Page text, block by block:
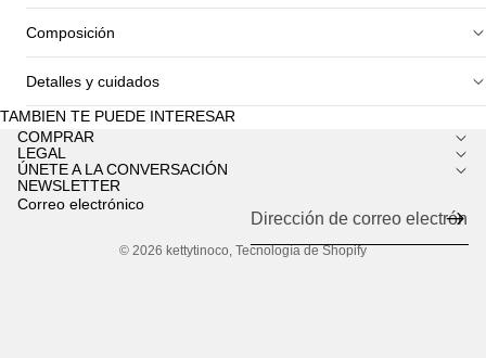
COMPLETA
Composición
Detalles y cuidados
TAMBIEN TE PUEDE INTERESAR
COMPRAR
LEGAL
ÚNETE A LA CONVERSACIÓN
NEWSLETTER
Correo electrónico
© 2026 kettytinoco, Tecnología de Shopify